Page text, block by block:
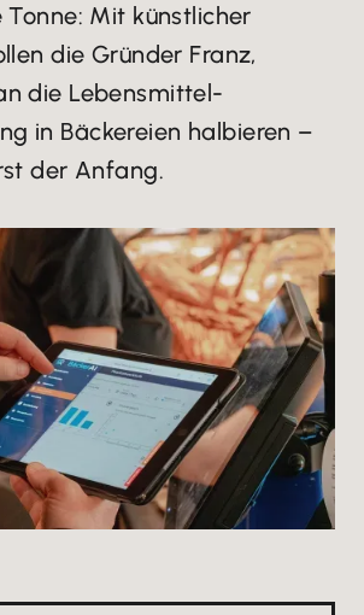
Mit künstlicher
die Gründer Franz,
die Lebens­mittel­
in Bäckereien halbieren –
der Anfang.